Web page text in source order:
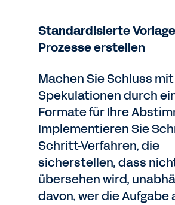
Standardisierte
Prozesse erstellen
Machen Sie Schluss mit
Spekulationen durch
Formate für Ihre
Implementieren Sie
Schritt-Verfahren, die
sicherstellen, dass
übersehen wird,
davon, wer die Aufgabe